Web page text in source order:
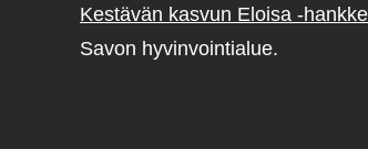
Kestävän kasvun Eloisa -
Savon hyvinvointialue.